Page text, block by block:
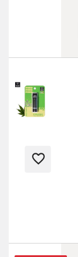
favorite_border